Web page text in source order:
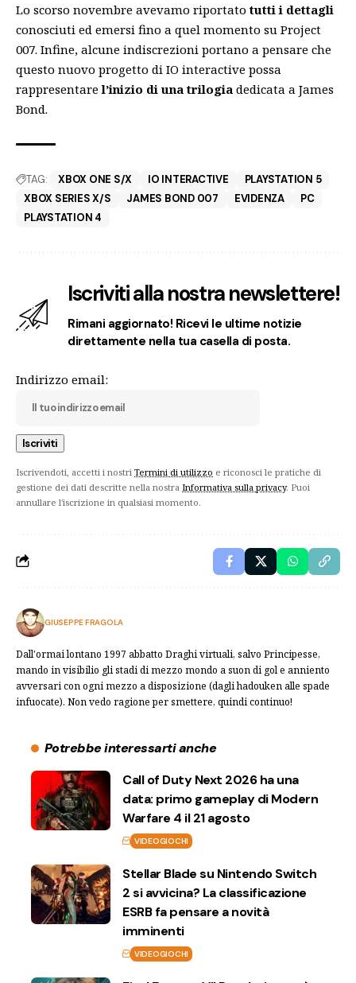
Lo scorso novembre avevamo riportato tutti i dettagli
conosciuti ed emersi fino a quel momento su Project
007. Infine, alcune indiscrezioni portano a pensare che
questo nuovo progetto di IO interactive possa
rappresentarel’inizio di una trilogia dedicata a James
Bond.
TAG: XBOX ONE S/X IO INTERACTIVE
PLAYSTATION 5
XBOX SERIES X/S
JAMES BOND 007 EVIDENZA
PC
PLAYSTATION 4
Iscriviti alla nostra newslettere!
Rimani aggiornato! Ricevi le ultime notizie
direttamente nella tua casella di posta.
Indirizzo email:
Iscrivendoti, accetti i nostri Termini di utilizzo e riconosci le pratiche di
gestione dei dati descritte nella nostra Informativa sulla privacy. Puoi
annullare l'iscrizione in qualsiasi momento.
GIUSEPPE FRAGOLA
Dall'ormai lontano 1997 abbatto Draghi virtuali, salvo Principesse,
mando in visibilio gli stadi di mezzo mondo a suon di gol e anniento
avversari con ogni mezzo a disposizione (dagli hadouken alle spade
infuocate). Non vedo ragione per smettere, quindi continuo!
Potrebbe interessarti anche
Call of Duty Next 2026 ha una
data: primo gameplay di Modern
Warfare 4 il 21 agosto
VIDEOGIOCHI
Stellar Blade su Nintendo Switch
2 si avvicina? La classificazione
ESRB fa pensare a novità
imminenti
VIDEOGIOCHI